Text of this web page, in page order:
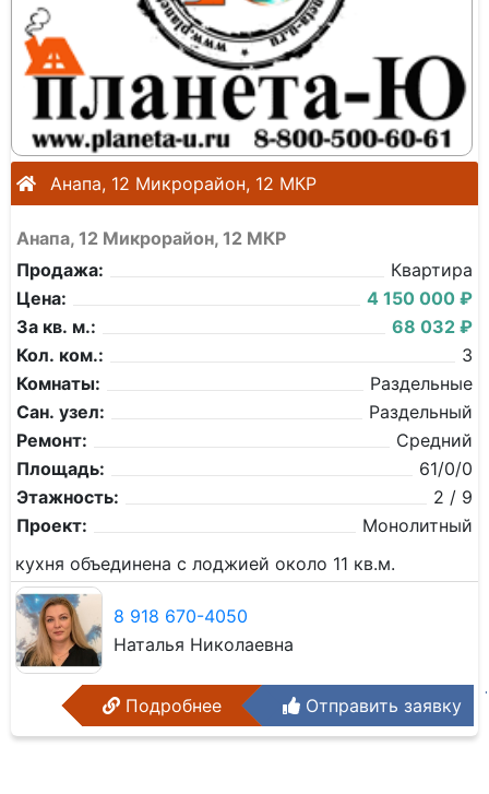
Анапа, 12 Микрорайон, 12 МКР
Анапа, 12 Микрорайон, 12 МКР
Продажа:
Квартира
Цена:
4 150 000 ₽
За кв. м.:
68 032 ₽
Кол. ком.:
3
Комнаты:
Раздельные
Сан. узел:
Раздельный
Ремонт:
Средний
Площадь:
61/0/0
Этажность:
2 / 9
Проект:
Монолитный
кухня объединена с лоджией около 11 кв.м.
8 918 670-4050
Наталья Николаевна
Подробнее Отправить заявку